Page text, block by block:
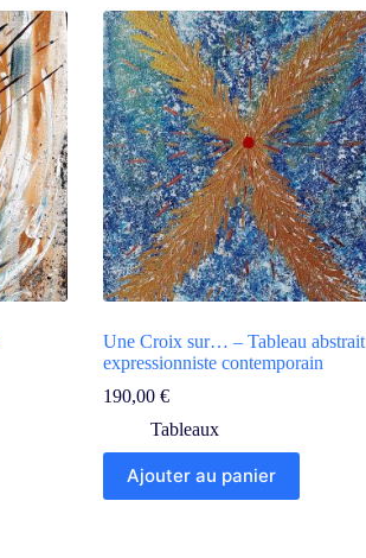
Une Croix sur… – Tableau abstrait
expressionniste contemporain
190,00 €
Tableaux
Ajouter au panier